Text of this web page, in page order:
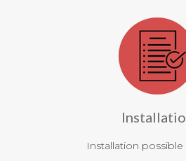
Installation possible